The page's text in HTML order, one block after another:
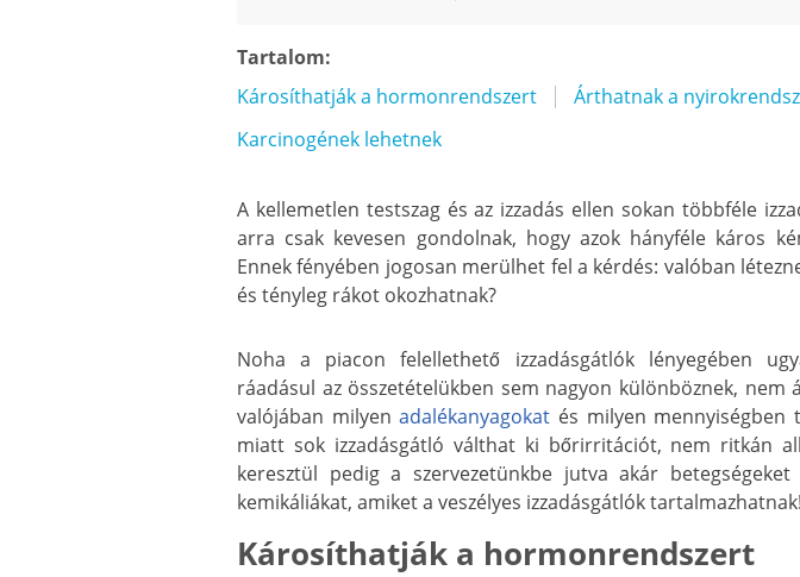
Tartalom:
Károsíthatják a hormonrendszert
Árthatnak a
Karcinogének lehetnek
A kellemetlen testszag és az izzadás ellen sokan többféle
arra csak kevesen gondolnak, hogy azok hányféle káros
Ennek fényében jogosan merülhet fel a kérdés: valóban
és tényleg rákot okozhatnak?
Noha a piacon felellethető izzadásgátlók lényegében
ráadásul az összetételükben sem nagyon különböznek, nem
valójában milyenadalékanyagokat és milyen mennyiségben
miatt sok izzadásgátló válthat ki bőrirritációt, nem ritkán
keresztül pedig a szervezetünkbe jutva akár
kemikáliákat, amiket a veszélyes izzadásgátlók tartalmazhatnak!
Károsíthatják a hormonrendszert